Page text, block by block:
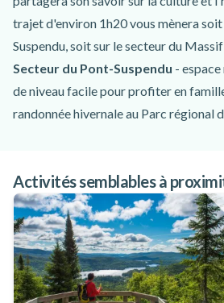
trajet d'environ 1h20 vous mènera
Suspendu, soit sur le secteur du
Secteur du Pont-Suspendu -
de niveau facile pour profiter en
randonnée hivernale au Parc régional
Secteur du Massif - site proposant
intermédiaire à avancé et dont vous
seulement à pied, en raquettes à
mais aussi en pratiquant le ski de fond
Pour votre randonnée près de
de 2 à plus de 20 km vous attendent,
Activités semblables à